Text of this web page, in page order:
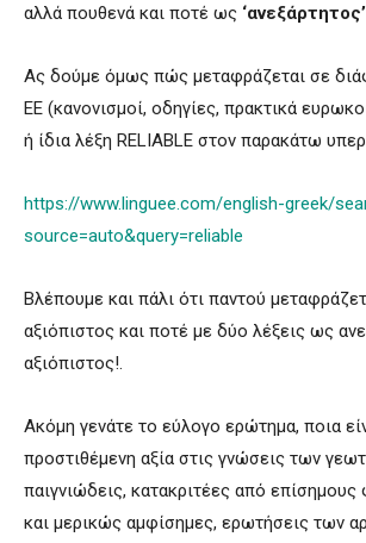
αλλά πουθενά και ποτέ ως ‘ανεξάρτητος’
Ας δούμε όμως πώς μεταφράζεται σε
ΕΕ (κανονισμοί, οδηγίες, πρακτικά
ή ίδια λέξη RELIABLE στον παρακάτω
https://www.linguee.com/english-greek/
source=auto&query=reliable
Βλέπουμε και πάλι ότι παντού
αξιόπιστος και ποτέ με δύο λέξεις ως
αξιόπιστος!.
Ακόμη γενάτε το εύλογο ερώτημα, ποια
προστιθέμενη αξία στις γνώσεις των
παιγνιώδεις, κατακριτέες από
και μερικώς αμφίσημες, ερωτήσεις των